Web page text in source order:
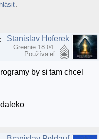
Stanislav Hoferek
Greenie 18.04
Používateľ
by si tam chcel